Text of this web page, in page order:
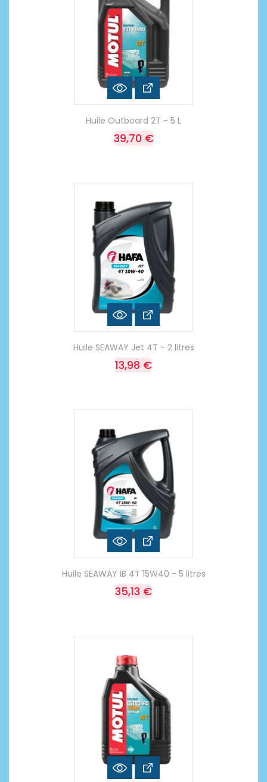
Huile Outboard 2T - 5 L
39,70 €
Huile SEAWAY Jet 4T - 2 litres
13,98 €
Huile SEAWAY IB 4T 15W40 - 5 litres
35,13 €